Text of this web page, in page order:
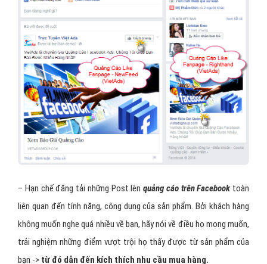
– Hạn chế đăng tải những Post lên quảng cáo trên Facebooktoàn
liên quan đến tính năng, công dụng của sản phẩm. Bởi khách hàng
không muốn nghe quá nhiều về bạn, hãy nói về điều họ mong muốn,
trải nghiệm những điểm vượt trội họ thấy được từ sản phẩm của
bạn -> từ đó dẫn đến kích thích nhu cầu mua hàng.